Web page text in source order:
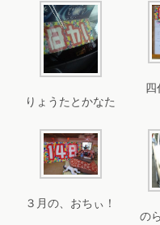
りょうたとかなた
四
３月の、おちぃ！
の